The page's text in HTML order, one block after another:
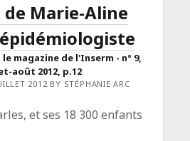
VIVANT</SPAN>
<SPAN
CLASS="ENTRY-
SUBTITLE">PORTRAIT
DE
BIOLOGISTE
•
•
CNRS
Marie-Aline
magazine de l'Inserm - n° 9,
août 2012, p.12
2012 BY STÉPHANIE ARC
et ses 18 300 enfants